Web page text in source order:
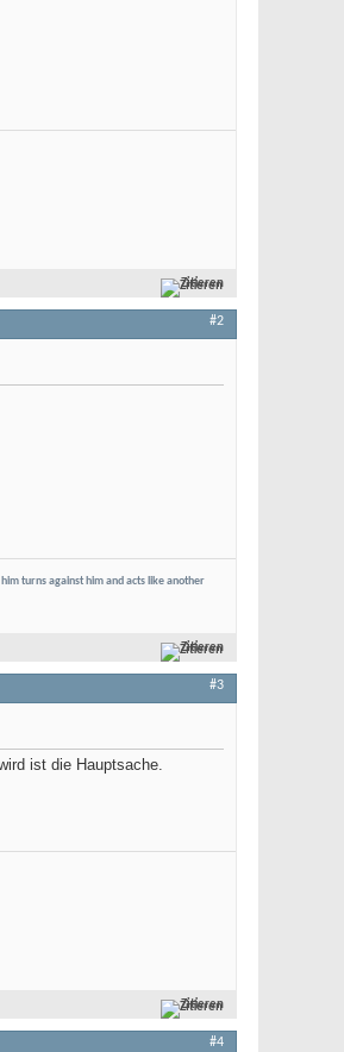
Zitieren
#2
turns against him and acts like another
Zitieren
#3
ist die Hauptsache.
Zitieren
#4